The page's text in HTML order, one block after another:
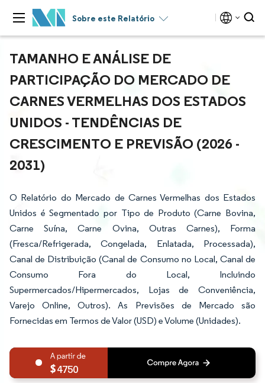
Sobre este Relatório
TAMANHO E ANÁLISE DE
PARTICIPAÇÃO DO MERCADO DE
CARNES VERMELHAS DOS ESTADOS
UNIDOS - TENDÊNCIAS DE
CRESCIMENTO E PREVISÃO (2026 -
2031)
O Relatório do Mercado de Carnes Vermelhas dos Estados
Unidos é Segmentado por Tipo de Produto (Carne Bovina,
Carne Suína, Carne Ovina, Outras Carnes), Forma
(Fresca/Refrigerada, Congelada, Enlatada, Processada),
Canal de Distribuição (Canal de Consumo no Local, Canal de
Consumo Fora do Local, Incluindo
Supermercados/Hipermercados, Lojas de Conveniência,
Varejo Online, Outros). As Previsões de Mercado são
Fornecidas em Termos de Valor (USD) e Volume (Unidades).
4750